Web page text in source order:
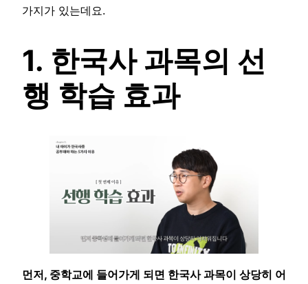
가지가 있는데요.
1. 한국사 과목의 선
행 학습 효과
먼저, 중학교에 들어가게 되면 한국사 과목이 상당히 어